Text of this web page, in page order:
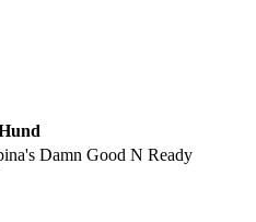
Damn Good N Ready